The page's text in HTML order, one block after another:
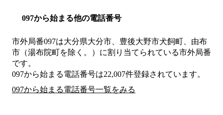
097から始まる他の電話番号
市外局番097は大分県大分市、豊後大野市犬飼町、由布
市（湯布院町を除く。） に割り当てられている市外局番
です。
097から始まる電話番号は22,007件登録されています。
097から始まる電話番号一覧をみる